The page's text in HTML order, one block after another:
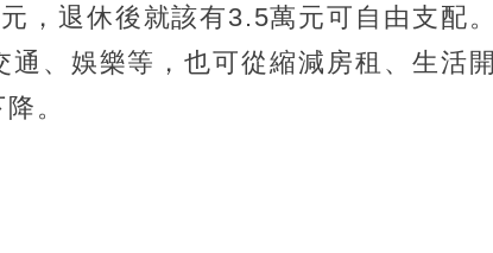
，退休後就該有3.5萬元可自由支配。
、娛樂等，也可從縮減房租、生活開
。